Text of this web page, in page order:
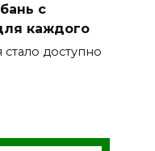
с
каждого
доступно